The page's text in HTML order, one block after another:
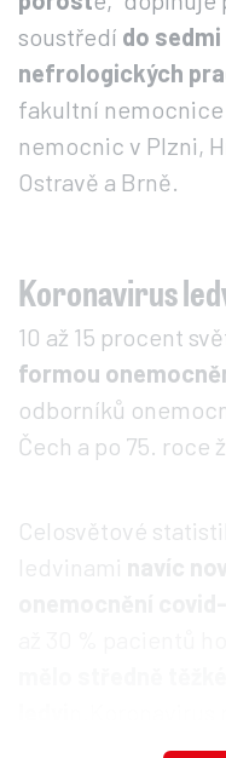
soustředí do
nefrologických
fakultní nemocnice
nemocnic v Plzni,
Ostravě a Brně.
Koronavirus
10 až 15 procent
formou
odborníků
Čech a po 75. roce
Celosvětové
ledvinové buňky,